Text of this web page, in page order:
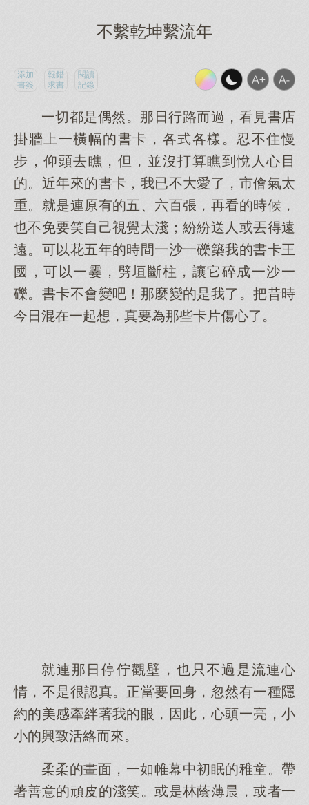
不繫乾坤繫流年
添加
書簽
報錯
求書
閱讀
記錄
一切都是偶然。那日行路而過，看見書店
掛牆上一橫幅的書卡，各式各樣。忍不住慢
步，仰頭去瞧，但，並沒打算瞧到悅人心目
的。近年來的書卡，我已不大愛了，市儈氣太
重。就是連原有的五、六百張，再看的時候，
也不免要笑自己視覺太淺；紛紛送人或丟得遠
遠。可以花五年的時間一沙一礫築我的書卡王
國，可以一霎，劈垣斷柱，讓它碎成一沙一
礫。書卡不會變吧！那麼變的是我了。把昔時
今日混在一起想，真要為那些卡片傷心了。
就連那日停佇觀壁，也只不過是流連心
情，不是很認真。正當要回身，忽然有一種隱
約的美感牽絆著我的眼，因此，心頭一亮，小
小的興致活絡而來。
柔柔的畫面，一如帷幕中初眠的稚童。帶
著善意的頑皮的淺笑。或是林蔭薄晨，或者一